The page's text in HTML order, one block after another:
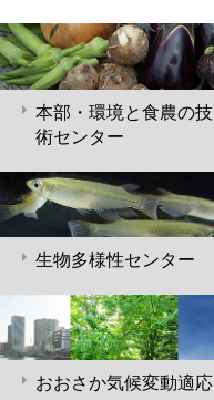
本部・環境と食農の技
術センター
生物多様性センター
おおさか気候変動適応